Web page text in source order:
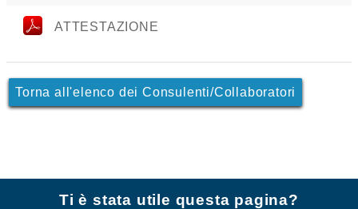
ATTESTAZIONE
Torna all'elenco dei Consulenti/Collaboratori
Ti è stata utile questa pagina?